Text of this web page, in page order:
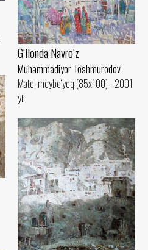
G‘ilonda Navro‘z
Muhammadiyor Toshmurodov
Mato, moybo‘yoq (85x100) - 2001
yil